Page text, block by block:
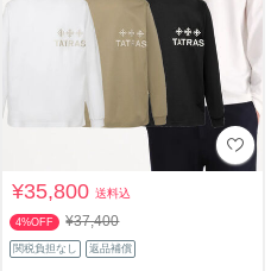
¥35,800送料込
4%OFF ¥37,400
関税負担なし 返品補償